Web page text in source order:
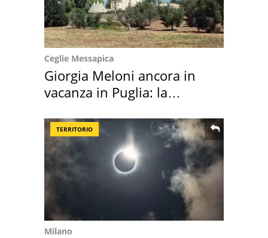
Ceglie Messapica
Giorgia Meloni ancora in
vacanza in Puglia: la
TERRITORIO
Milano